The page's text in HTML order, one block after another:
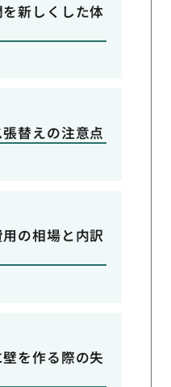
新しくした体
替えの注意点
の相場と内訳
を作る際の失